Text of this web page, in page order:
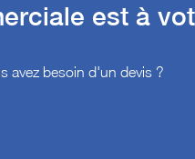
est à
avez besoin d'un devis ?